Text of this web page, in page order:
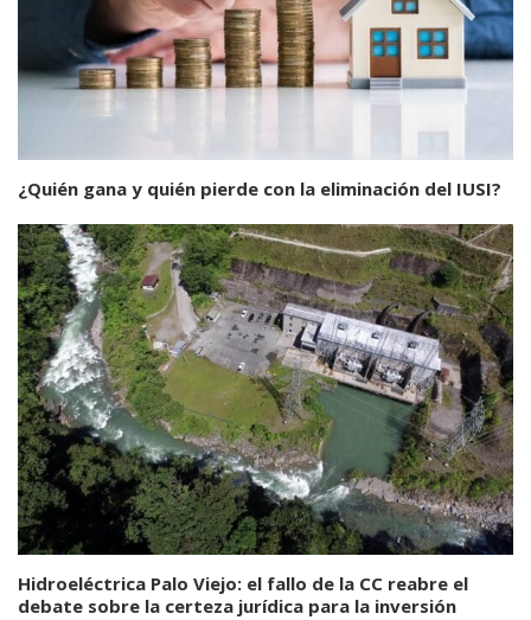
¿Quién gana y quién pierde con la eliminación del IUSI?
Hidroeléctrica Palo Viejo: el fallo de la CC reabre el
debate sobre la certeza jurídica para la inversión